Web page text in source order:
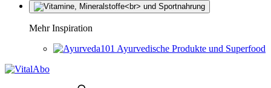
Mehr Inspiration
Ayurvedische Produkte und Superfood